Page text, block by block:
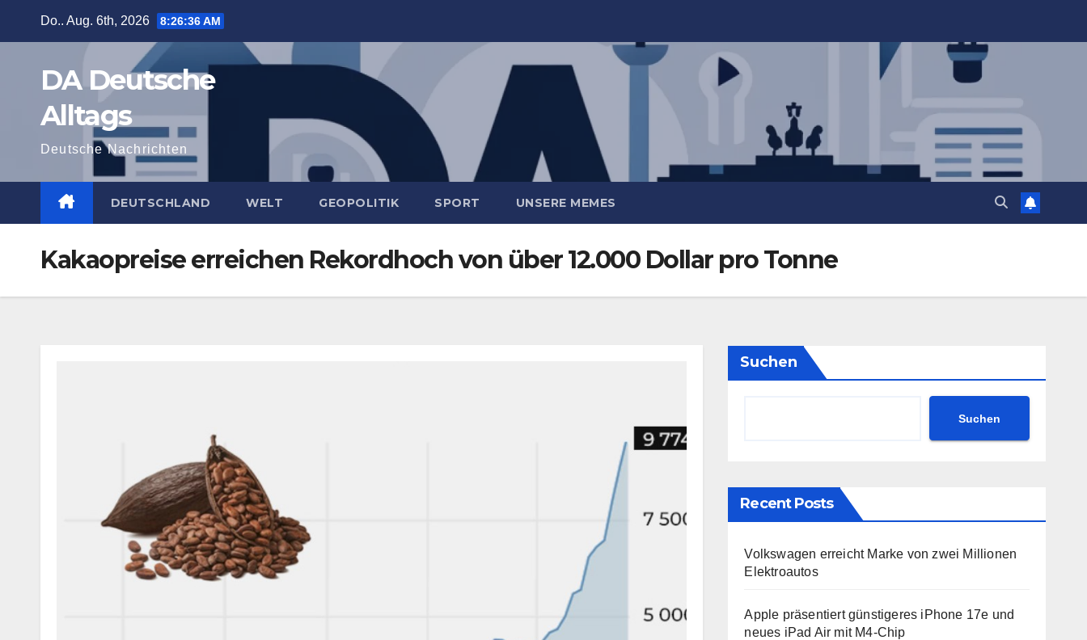
Do.. Aug. 6th, 2026 8:26:37 AM
DA Deutsche
Alltags
Deutsche Nachrichten
DEUTSCHLAND WELT GEOPOLITIK SPORT UNSERE MEMES
Kakaopreise erreichen Rekordhoch von über 12.000 Dollar pro Tonne
Suchen
Suchen
Recent Posts
Volkswagen erreicht Marke von zwei Millionen
Elektroautos
Apple präsentiert günstigeres iPhone 17e und
neues iPad Air mit M4-Chip